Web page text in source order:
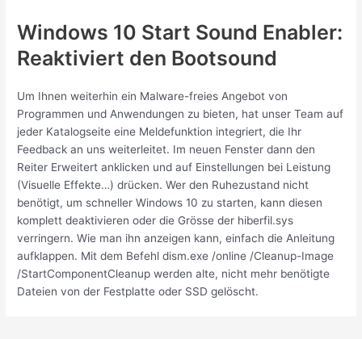
Windows 10 Start Sound Enabler:
Reaktiviert den Bootsound
Um Ihnen weiterhin ein Malware-freies Angebot von
Programmen und Anwendungen zu bieten, hat unser Team auf
jeder Katalogseite eine Meldefunktion integriert, die Ihr
Feedback an uns weiterleitet. Im neuen Fenster dann den
Reiter Erweitert anklicken und auf Einstellungen bei Leistung
(Visuelle Effekte…) drücken. Wer den Ruhezustand nicht
benötigt, um schneller Windows 10 zu starten, kann diesen
komplett deaktivieren oder die Grösse der hiberfil.sys
verringern. Wie man ihn anzeigen kann, einfach die Anleitung
aufklappen. Mit dem Befehl dism.exe /online /Cleanup-Image
/StartComponentCleanup werden alte, nicht mehr benötigte
Dateien von der Festplatte oder SSD gelöscht.